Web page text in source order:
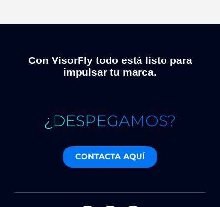
Con VisorFly todo está listo para
impulsar tu marca.
¿DESPEGAMOS?
CONTACTA AQUÍ